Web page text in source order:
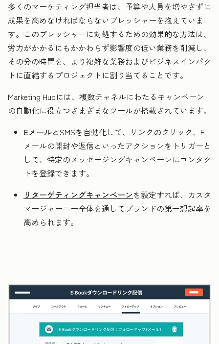
多くのマーケティング担当者は、予算や人員を増やさずに
成果を高めなければならないプレッシャーを抱えていま
す。このプレッシャーに対処するための効果的な方法は、
労力がかかるにもかかわらず影響度の低い業務を削減し、
その分の時間を、より複雑な業務およびビジネスインパク
トに直結するプロジェクトに割り当てることです。
Marketing Hubには、複数チャネルにわたるキャンペーン
の自動化に役立つさまざまなツールが搭載されています。
EメールとSMSを自動化して、リンクのクリック、E
メールの開封や返信といったアクションをトリガーと
して、特定のメッセージングキャンペーンにコンタク
トを登録できます。
リターゲティングキャンペーンを設定すれば、カスタ
マージャーニー全体を通してブランドの第一想起率を
高められます。